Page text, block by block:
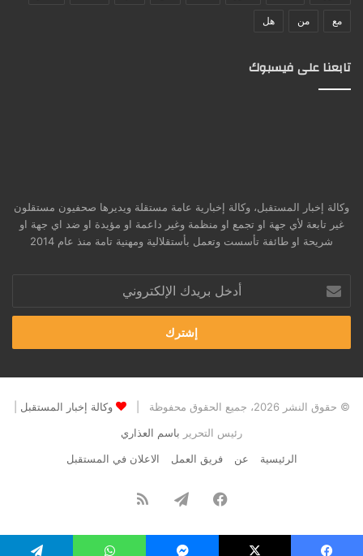
مع من هل
تابعنا على فيسبوك
وكالة إخبار المستقبل، وكالة إخبارية عامة مستقلة ويديرها صحفيون مستقلون
غير تابعة لأي جهة او تجمع او منظمة وغير داعمة او مؤيدة او ضد اي جهة او
شريحة او طائفة تأسست وتعمل بأستقلالية ومهنية تامة منذ عام 2014
بريدك
الإلكتروني
© حقوق النشر 2026، جميع الحقوق محفوظة | وكالة إخبار المستقبل
رئيس التحرير باسم العذاري
الرئيسية
عن فريق العمل الاعلان في المستقبل
فيسبوك تيلقرام
الموقع